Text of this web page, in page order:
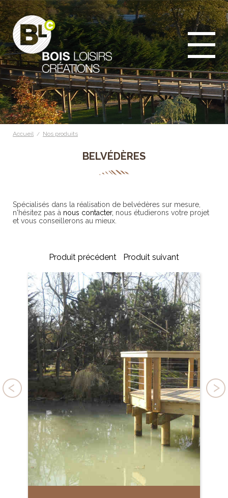
Accueil / Nos produits
BELVÉDÈRES
Spécialisés dans la réalisation de belvédères sur mesure,
n'hésitez pas à nous contacter, nous étudierons votre projet
et vous conseillerons au mieux.
Produit précédent Produit suivant